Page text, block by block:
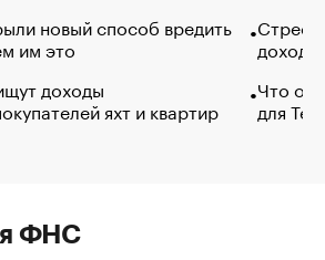
новый способ вредить
им это
доходы
яхт и квартир
Что
для
ФНС